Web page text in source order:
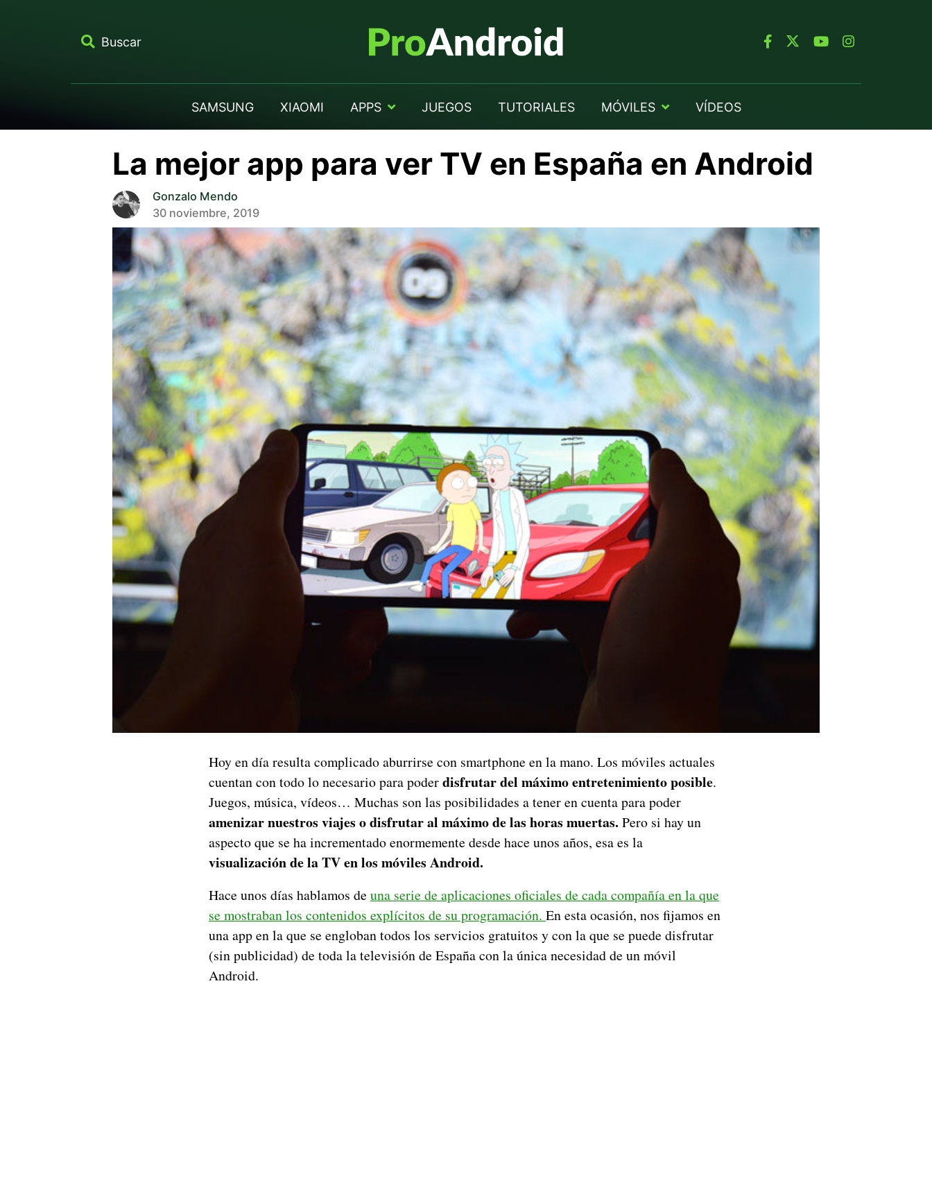
Buscar
SAMSUNG XIAOMI APPS JUEGOS TUTORIALES MÓVILES VÍDEOS
La mejor app para ver TV en España en Android
Gonzalo Mendo
30 noviembre, 2019
Hoy en día resulta complicado aburrirse con smartphone en la mano. Los móviles actuales
cuentan con todo lo necesario para poderdisfrutar del máximo entretenimiento posible.
Juegos, música, vídeos… Muchas son las posibilidades a tener en cuenta para poder
amenizar nuestros viajes o disfrutar al máximo de las horas muertas. Pero si hay un
aspecto que se ha incrementado enormemente desde hace unos años, esa es la
visualización de la TV en los móviles Android.
Hace unos días hablamos de una serie de aplicaciones oficiales de cada compañía en la que
se mostraban los contenidos explícitos de su programación. En esta ocasión, nos fijamos en
una app en la que se engloban todos los servicios gratuitos y con la que se puede disfrutar
(sin publicidad) de toda la televisión de España con la única necesidad de un móvil
Android.